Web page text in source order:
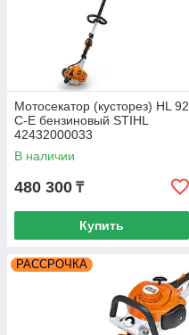
Мотосекатор (кусторез) HL 92
C-E бензиновый STIHL
42432000033
В наличии
480 300 ₸
Купить
РАССРОЧКА